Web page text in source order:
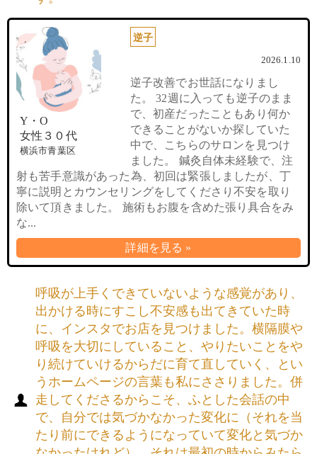
Y・O
女性３０代
横浜市青葉区
逆子
2026.1.10
逆子改善でお世話になりまし
た。 32週に入っても逆子のまま
で、初産だったこともあり何か
できることがないか探していた
中で、こちらのサロンを見つけ
ました。 鍼灸自体未経験で、注
射も苦手意識があった為、初回は緊張しましたが、丁
寧に説明とカウンセリングをしてくださり不安を取り
除いて頂きました。 施術もお腹を含めた張り具合をみ
な...
詳細を見る »
呼吸が上手くできていないような感覚があり、
出かける時にすこし不安感も出てきていた時
に、インスタでお店を見つけました。横隔膜や
呼吸を大切にしていること、やりたいことをや
り続けていけるからだに育て直していく、とい
うホームページの言葉も私にささりました。併
走してくださるからこそ、ふとした会話の中
で、自分では気づかなかった変化に（それを当
たり前にできるようになっていて変化と気づか